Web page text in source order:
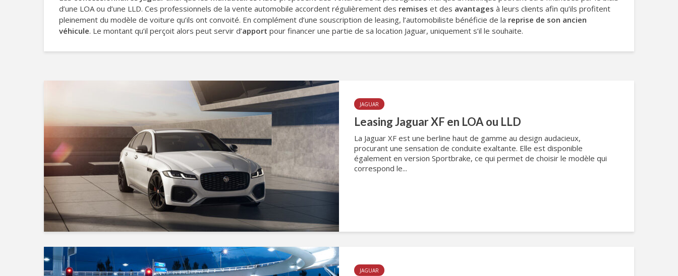
d’une LOA ou d’une LLD. Ces professionnels de la vente automobile accordent régulièrement des remises et des avantages à leurs clients afin qu’ils profitent
pleinement du modèle de voiture qu’ils ont convoité. En complément d’une souscription de leasing, l’automobiliste bénéficie de la reprise de son ancien
véhicule. Le montant qu’il perçoit alors peut servir d’apport pour financer une partie de sa location Jaguar, uniquement s’il le souhaite.
JAGUAR
Leasing Jaguar XF en LOA ou LLD
La Jaguar XF est une berline haut de gamme au design audacieux,
procurant une sensation de conduite exaltante. Elle est disponible
également en version Sportbrake, ce qui permet de choisir le modèle qui
correspond le...
JAGUAR